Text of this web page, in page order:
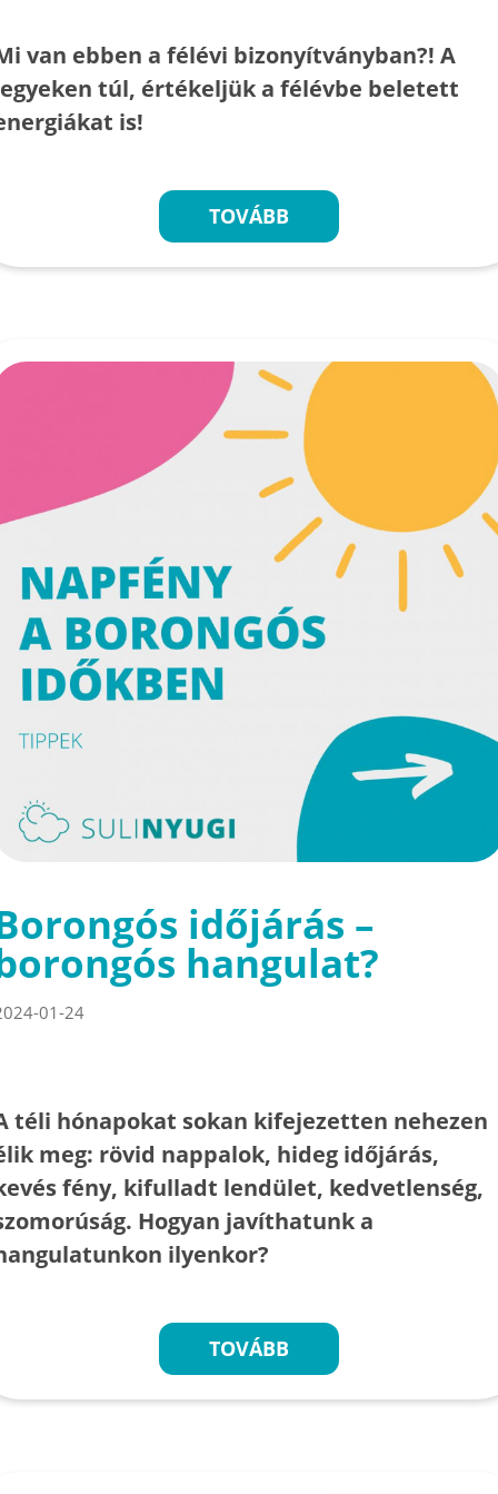
van ebben a félévi bizonyítványban?! A
túl, értékeljük a félévbe beletett
is!
TOVÁBB
időjárás –
hangulat?
01-24
téli hónapokat sokan kifejezetten nehezen
meg: rövid nappalok, hideg időjárás,
fény, kifulladt lendület, kedvetlenség,
Hogyan javíthatunk a
ilyenkor?
TOVÁBB